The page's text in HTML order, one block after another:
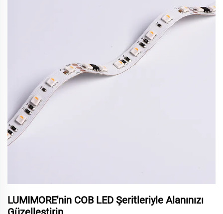
LUMIMORE'nin COB LED Şeritleriyle Alanınızı